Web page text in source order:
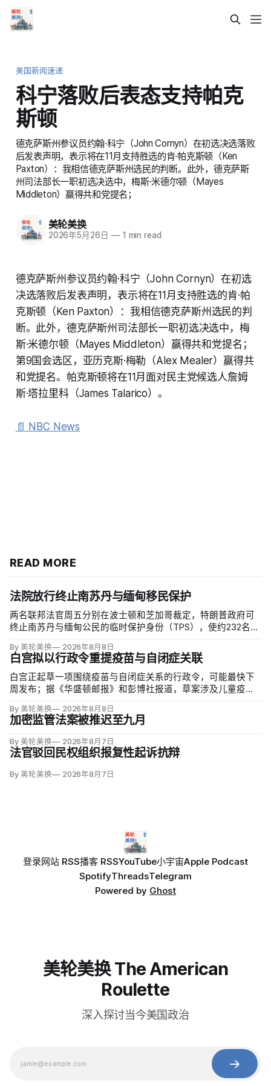
美国新闻速递
科宁落败后表态支持帕克
斯顿
德克萨斯州参议员约翰·科宁（John Cornyn）在初选决选落败
后发表声明，表示将在11月支持胜选的肯·帕克斯顿（Ken
Paxton）：我相信德克萨斯州选民的判断。此外，德克萨斯
州司法部长一职初选决选中，梅斯·米德尔顿（Mayes
Middleton）赢得共和党提名；
美轮美换
2026年5月26日 —1 min read
德克萨斯州参议员约翰·科宁（John Cornyn）在初选
决选落败后发表声明，表示将在11月支持胜选的肯·帕
克斯顿（Ken Paxton）：我相信德克萨斯州选民的判
断。此外，德克萨斯州司法部长一职初选决选中，梅
斯·米德尔顿（Mayes Middleton）赢得共和党提名；
第9国会选区，亚历克斯·梅勒（Alex Mealer）赢得共
和党提名。帕克斯顿将在11月面对民主党候选人詹姆
斯·塔拉里科（James Talarico）。
📄 NBC News
READ MORE
法院放行终止南苏丹与缅甸移民保护
两名联邦法官周五分别在波士顿和芝加哥裁定，特朗普政府可
终止南苏丹与缅甸公民的临时保护身份（TPS），使约232名南
障。两国分别因长期武装冲突及2021年军事政变后动荡而获指
定；国土安全部去年11月决定取消保护。
By 美轮美换 2026年8月8日
白宫拟以行政令重提疫苗与自闭症关联
白宫正起草一项围绕疫苗与自闭症关系的行政令，可能最快下
周发布；据《华盛顿邮报》和彭博社报道，草案涉及儿童疫苗
项覆盖全球数百万儿童的高质量研究均未发现儿童疫苗导致自
闭症，相关说法源自一项后来撤稿的欺诈性研究，作者也被吊
销执照。
By 美轮美换 2026年8月8日
加密监管法案被推迟至九月
By 美轮美换 2026年8月7日
法官驳回民权组织报复性起诉抗辩
By 美轮美换 2026年8月7日
登录网站 RSS播客 RSSYouTube小宇宙Apple Podcast
SpotifyThreadsTelegram
Powered by Ghost
美轮美换 The American
Roulette
深入探讨当今美国政治